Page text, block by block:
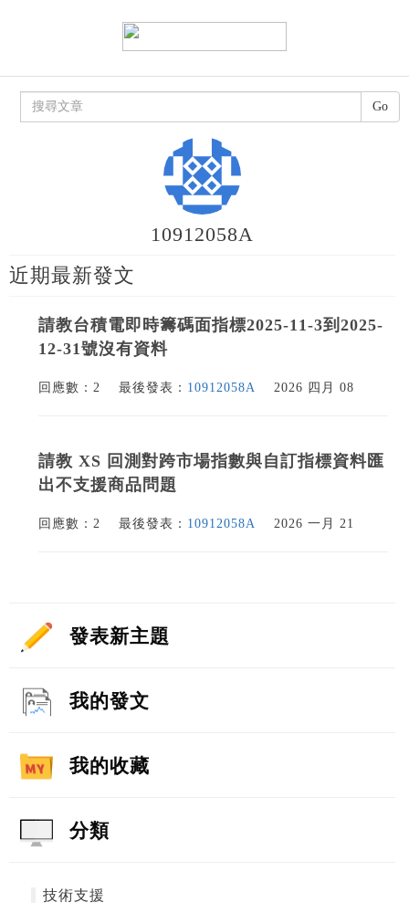
10912058A
近期最新發文
請教台積電即時籌碼面指標2025-11-3到2025-
12-31號沒有資料
回應數：2 最後發表： 10912058A 2026 四月 08
請教 XS 回測對跨市場指數與自訂指標資料匯
出不支援商品問題
回應數：2 最後發表： 10912058A 2026 一月 21
Go
發表新主題
我的發文
我的收藏
分類
技術支援